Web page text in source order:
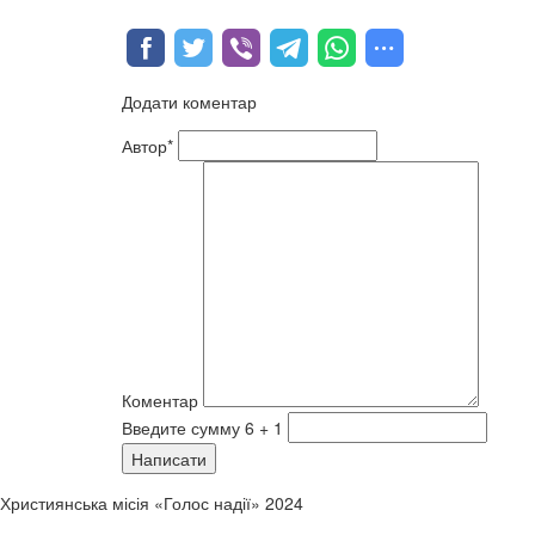
Додати коментар
Автор*
Коментар
Введите сумму 6 + 1
Написати
Християнська місія «Голос надії» 2024